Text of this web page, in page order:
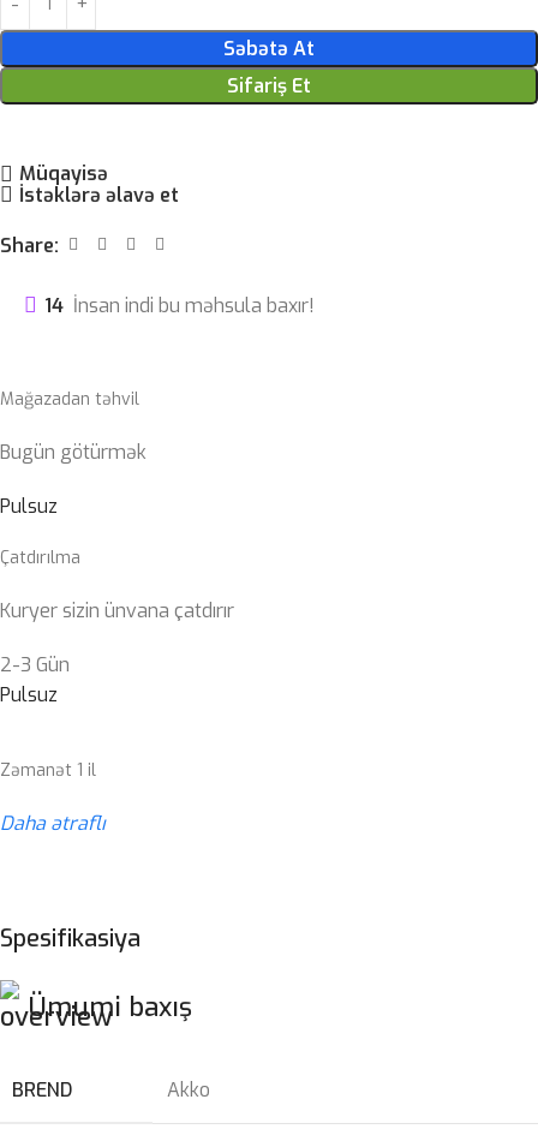
Səbətə At
Sifariş Et
Müqayisə
İstəklərə əlavə et
Share:
14 İnsan indi bu məhsula baxır!
Mağazadan təhvil
Bugün götürmək
Pulsuz
Çatdırılma
Kuryer sizin ünvana çatdırır
2-3 Gün
Pulsuz
Zəmanət 1 il
Daha ətraflı
Spesifikasiya
Ümumi baxış
BREND Akko